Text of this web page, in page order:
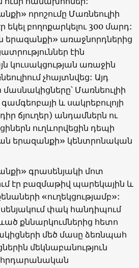
» որոշումը Մառնեուլիի
եկել բողոքարկելու 300 մարդ:
երազանքի» առաջնորդներից
էին
կուսակցության առաջին
չհայտնվեց: Այդ
Մառնեուլիի
և սակրեբուլոյի
ճյուղեր) անդամներն ու
ուղևորվեցին դեպի
երազանքի» կենտրոնական
» գրասենյակի մոտ
էր բազմաթիվ պարեկային և
«ուղեկցությամբ»:
փակ հանդիպում
քննարկումներից հետո
մեծ մասը ձեռնպահ
մեկնաբանություն